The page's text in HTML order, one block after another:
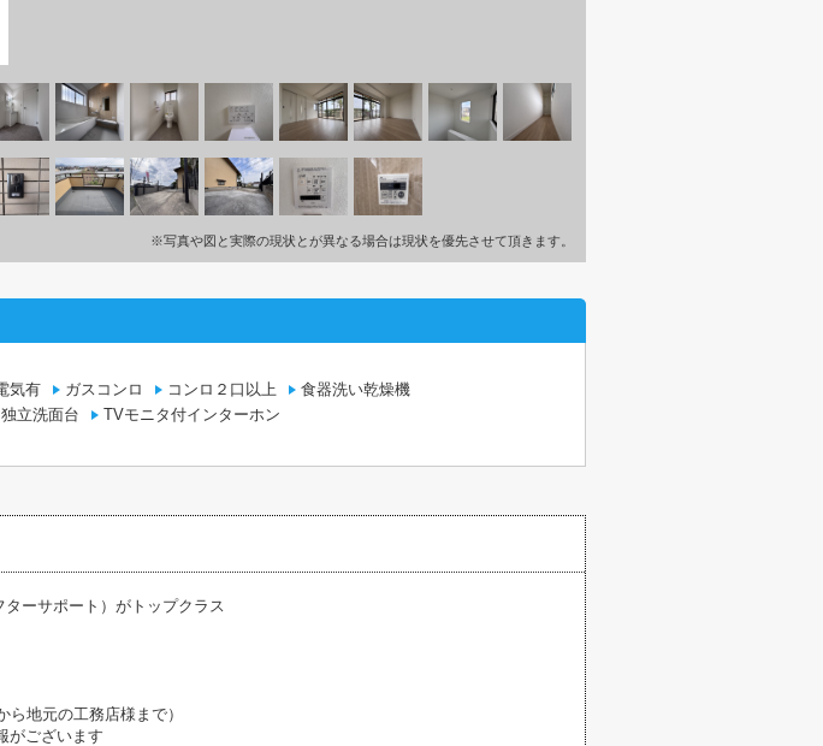
※写真や図と実際の現状とが異なる場合は現状を優先させて頂きます。
気有 ガスコンロ コンロ２口以上
食器洗い乾燥機
独立洗面台 TVモニタ付インターホン
ーサポート）がトップクラス
地元の工務店様まで）
がございます